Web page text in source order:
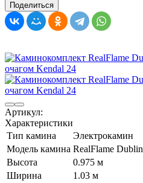
Поделиться
Артикул:
Характеристики
Тип камина
Электрокамин
Модель камина RealFlame Dublin
Высота
0.975 м
Ширина
1.03 м